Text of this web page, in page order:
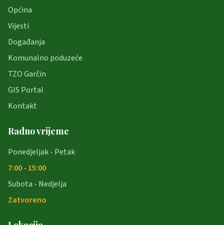
Općina
Vijesti
Događanja
Komunalno poduzeće
TZO Garčin
GIS Portal
Kontakt
Radno vrijeme
Ponedjeljak - Petak
7:00 - 15:00
Subota - Nedjelja
Zatvoreno